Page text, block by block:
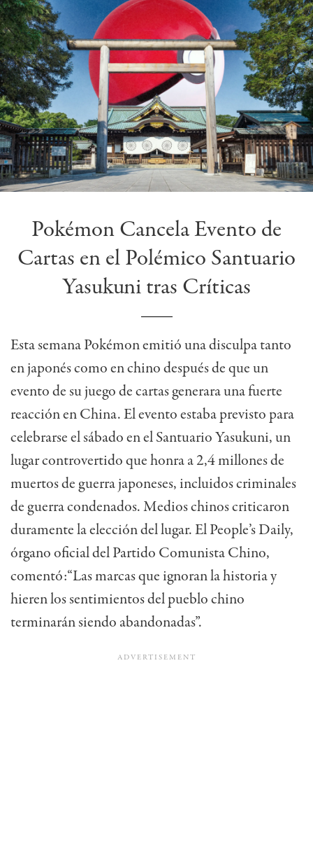
Pokémon Cancela Evento de
Cartas en el Polémico Santuario
Yasukuni tras Críticas
Esta semana Pokémon emitió una disculpa tanto
en japonés como en chino después de que un
evento de su juego de cartas generara una fuerte
reacción en China. El evento estaba previsto para
celebrarse el sábado en el Santuario Yasukuni, un
lugar controvertido que honra a 2,4 millones de
muertos de guerra japoneses, incluidos criminales
de guerra condenados. Medios chinos criticaron
duramente la elección del lugar. El People’s Daily,
órgano oficial del Partido Comunista Chino,
comentó:“Las marcas que ignoran la historia y
hieren los sentimientos del pueblo chino
terminarán siendo abandonadas”.